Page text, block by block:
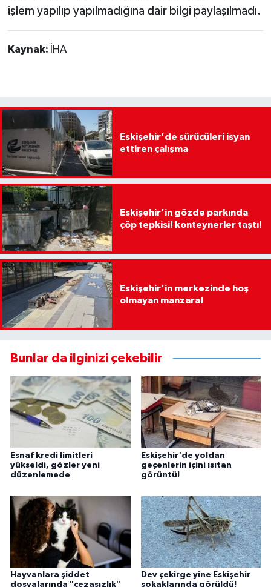
işlem yapılıp yapılmadığına dair bilgi paylaşılmadı.
Kaynak: İHA
Eskişehir'de sürücüleri isyan
ettiren çalışma
Eskişehir'in gözde parkında
çöp tepkisi! konteynerler taştı!
Eskişehir'in merkezinde hoş
olmayan manzara!
Bunlar da ilginizi çekebilir
Esnaf kredi limitleri
yükseldi, gözler yeni
düzenlemede
Eskişehir'de yoldan
geçenlerin içini ısıtan
görüntü!
Hayvanlara şiddet
dosyalarında "cezasızlık"
Dev çekirge yine Eskişehir
sokaklarında görüldü!